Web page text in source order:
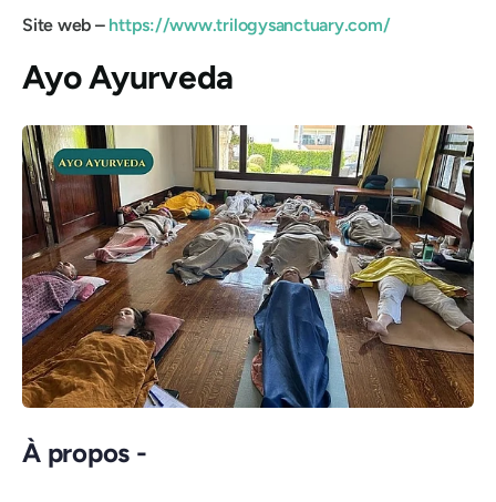
Site web –https://www.trilogysanctuary.com/
Ayo Ayurveda
À propos -